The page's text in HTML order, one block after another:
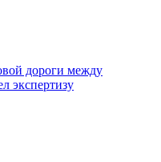
дороги между
экспертизу